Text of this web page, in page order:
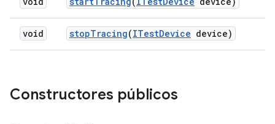
void stopTracing(ITestDevice device)
Constructores públicos